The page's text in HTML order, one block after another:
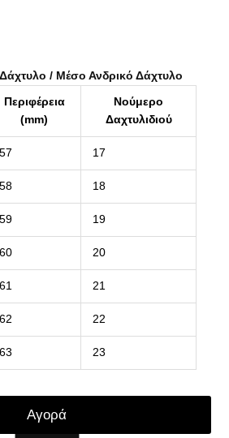
Αγορά
/ Μέσο Ανδρικό Δάχτυλο
Περιφέρεια
(mm)
Νούμερο
Δαχτυλιδιού
57 17
58 18
59 19
60 20
61 21
62 22
63 23